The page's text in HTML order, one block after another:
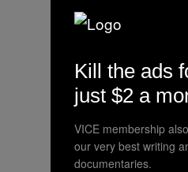
Kill the ads
just $2 a
VICE membership
our very best writing
documentaries.